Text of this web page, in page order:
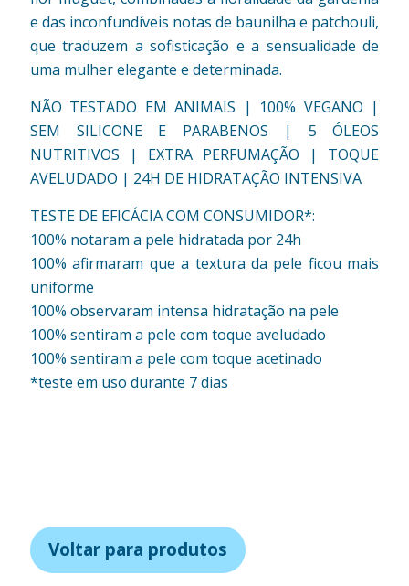
e das inconfundíveis notas de baunilha e patchouli,
que traduzem a sofisticação e a sensualidade de
uma mulher elegante e determinada.
NÃO TESTADO EM ANIMAIS | 100% VEGANO |
SEM SILICONE E PARABENOS | 5 ÓLEOS
NUTRITIVOS | EXTRA PERFUMAÇÃO | TOQUE
AVELUDADO | 24H DE HIDRATAÇÃO INTENSIVA
TESTE DE EFICÁCIA COM CONSUMIDOR*:
100% notaram a pele hidratada por 24h
100% afirmaram que a textura da pele ficou mais
uniforme
100% observaram intensa hidratação na pele
100% sentiram a pele com toque aveludado
100% sentiram a pele com toque acetinado
*teste em uso durante 7 dias
Voltar para produtos